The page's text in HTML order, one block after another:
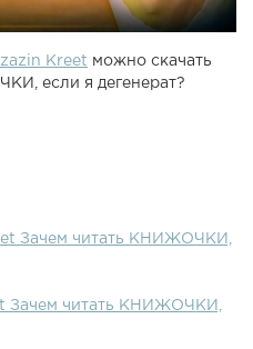
Kreet можно скачать
если я дегенерат?
Зачем читать КНИЖОЧКИ,
Зачем читать КНИЖОЧКИ,